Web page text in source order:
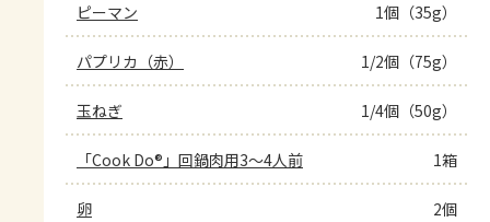
ピーマン 1個（35g）
パプリカ（赤） 1/2個（75g）
玉ねぎ 1/4個（50g）
「Cook Do®」回鍋肉用3～4人前 1箱
卵 2個